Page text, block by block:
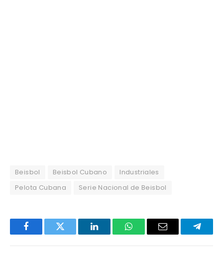
Beisbol Beisbol Cubano
Industriales
Pelota Cubana
Serie Nacional de Beisbol
FacebookTwitter LinkedInWhatsAppEmail